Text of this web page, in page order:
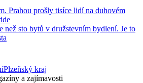
Prahou prošly tisíce lidí na duhovém
než sto bytů v družstevním bydlení. Je to
Plzeňský kraj
a zajímavosti